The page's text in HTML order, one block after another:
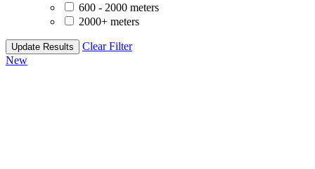
600 - 2000 meters
2000+ meters
Update Results
Clear Filter
New